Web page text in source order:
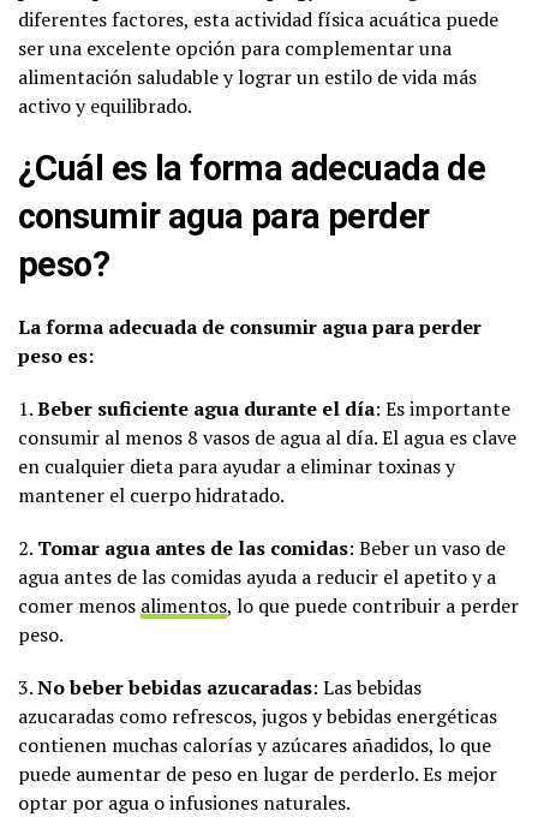
diferentes factores, esta actividad física acuática puede
ser una excelente opción para complementar una
alimentación saludable y lograr un estilo de vida más
activo y equilibrado.
¿Cuál es la forma adecuada de
consumir agua para perder
peso?
La forma adecuada de consumir agua para perder
peso es:
1.Beber suficiente agua durante el día: Es importante
consumir al menos 8 vasos de agua al día. El agua es clave
en cualquier dieta para ayudar a eliminar toxinas y
mantener el cuerpo hidratado.
2. Tomar agua antes de las comidas: Beber un vaso de
agua antes de las comidas ayuda a reducir el apetito y a
comer menos alimentos, lo que puede contribuir a perder
peso.
3.No beber bebidas azucaradas: Las bebidas
azucaradas como refrescos, jugos y bebidas energéticas
contienen muchas calorías y azúcares añadidos, lo que
puede aumentar de peso en lugar de perderlo. Es mejor
optar por agua o infusiones naturales.